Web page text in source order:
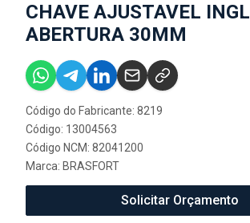
CHAVE AJUSTAVEL
ABERTURA 30MM
Código do Fabricante: 8219
Código: 13004563
Código NCM: 82041200
Marca: BRASFORT
Solicitar Orçamento